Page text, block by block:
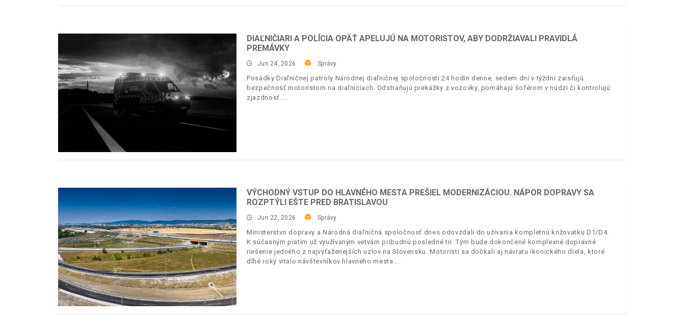
DIAĽNIČIARI A POLÍCIA OPÄŤ APELUJÚ NA MOTORISTOV, ABY DODRŽIAVALI PRAVIDLÁ
PREMÁVKY
Jun 24, 2026 Správy
Posádky Diaľničnej patroly Národnej diaľničnej spoločnosti 24 hodín denne, sedem dní v týždni zaisťujú
bezpečnosť motoristom na diaľniciach. Odstraňujú prekážky z vozovky, pomáhajú šoférom v núdzi či kontrolujú
zjazdnosť.
VÝCHODNÝ VSTUP DO HLAVNÉHO MESTA PREŠIEL MODERNIZÁCIOU. NÁPOR DOPRAVY SA
ROZPTÝLI EŠTE PRED BRATISLAVOU
Jun 22, 2026 Správy
Ministerstvo dopravy a Národná diaľničná spoločnosť dnes odovzdali do užívania kompletnú križovatku D1/D4.
K súčasným piatim už využívaným vetvám pribudnú posledné tri. Tým bude dokončené komplexné dopravné
riešenie jedného z najvyťaženejších uzlov na Slovensku. Motoristi sa dočkali aj návratu ikonického diela, ktoré
dlhé roky vítalo návštevníkov hlavného mesta.